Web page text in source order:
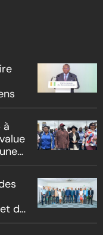
à
du